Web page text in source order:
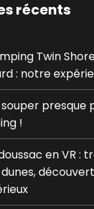
récents
Twin
: notre
souper presque
!
en VR :